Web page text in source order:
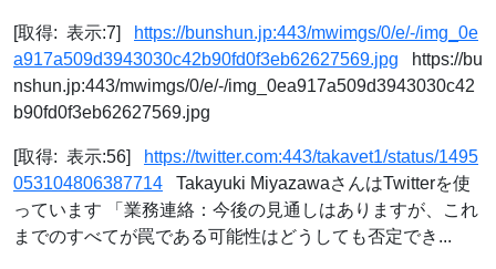
[取得: 表示:7]
https://bunshun.jp:443/mwimgs/0/e/-/img_0e
a917a509d3943030c42b90fd0f3eb62627569.jpg https://bu
nshun.jp:443/mwimgs/0/e/-/img_0ea917a509d3943030c42
b90fd0f3eb62627569.jpg
[取得: 表示:56]
https://twitter.com:443/takavet1/status/1495
053104806387714 Takayuki MiyazawaさんはTwitterを使
っています 「業務連絡：今後の見通しはありますが、これ
までのすべてが罠である可能性はどうしても否定でき...